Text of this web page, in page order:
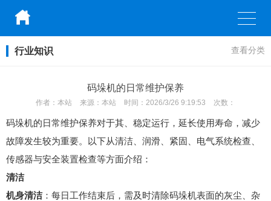
行业知识 查看分类
码垛机的日常维护保养
作者： 本站 来源： 本站 时间： 2026/3/26 9:19:53 次数：
码垛机的日常维护保养对于其、稳定运行，延长使用寿命，减少
故障发生较为重要。以下从清洁、润滑、紧固、电气系统检查、
传感器与安全装置检查等方面介绍：
清洁
机身清洁：每日工作结束后，需及时清除码垛机表面的灰尘、杂